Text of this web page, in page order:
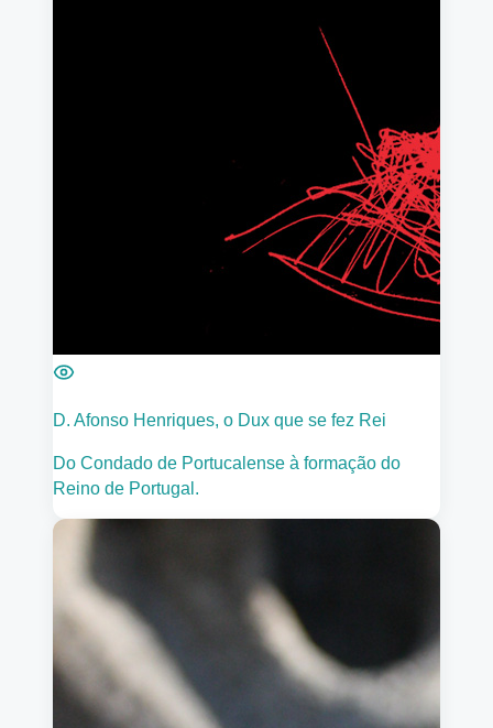
D. Afonso Henriques, o Dux que se fez Rei
Do Condado de Portucalense à formação do
Reino de Portugal.